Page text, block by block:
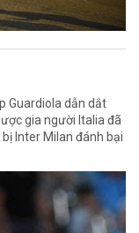
Guardiola dẫn dắt
gia người Italia đã
Inter Milan đánh bại